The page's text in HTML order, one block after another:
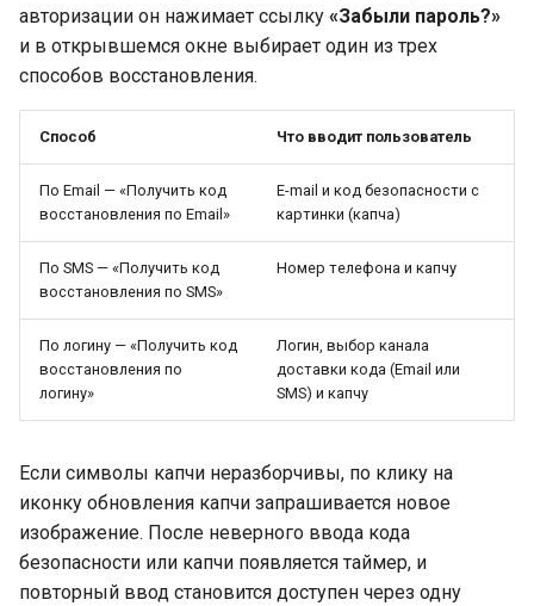
авторизации он нажимает ссылку «Забыли пароль?»
и в открывшемся окне выбирает один из трех
способов восстановления.
Способ Что вводит пользователь
По Email — «Получить код
восстановления по Email»
E-mail и код безопасности с
картинки (капча)
По SMS — «Получить код
восстановления по SMS»
Номер телефона и капчу
По логину — «Получить код
восстановления по
логину»
Логин, выбор канала
доставки кода (Email или
SMS) и капчу
Если символы капчи неразборчивы, по клику на
иконку обновления капчи запрашивается новое
изображение. После неверного ввода кода
безопасности или капчи появляется таймер, и
повторный ввод становится доступен через одну